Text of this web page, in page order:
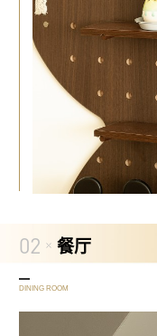
02 餐厅
DINING ROOM